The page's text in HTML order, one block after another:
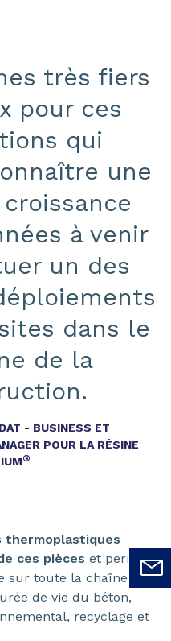
très fiers
pour ces
qui
une
à venir
un des
dans le
de la
- BUSINESS ET
POUR LA RÉSINE
®
thermoplastiques
ces pièces et permet
sur toute la chaîne de
de vie du béton,
recyclage et